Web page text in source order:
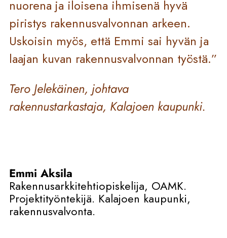
nuorena ja iloisena ihmisenä hyvä
piristys rakennusvalvonnan arkeen.
Uskoisin myös, että Emmi sai hyvän ja
laajan kuvan rakennusvalvonnan työstä.”
Tero Jelekäinen, johtava
rakennustarkastaja, Kalajoen kaupunki.
Emmi Aksila
Rakennusarkkitehtiopiskelija, OAMK.
Projektityöntekijä. Kalajoen kaupunki,
rakennusvalvonta.